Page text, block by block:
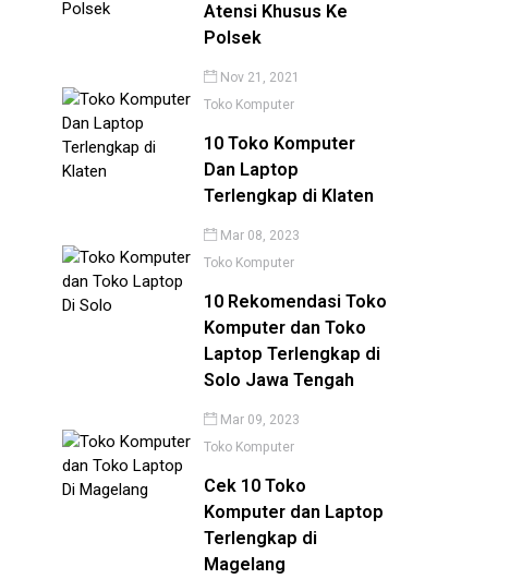
Atensi Khusus Ke
Polsek
Nov 21, 2021
Toko Komputer
10 Toko Komputer
Dan Laptop
Terlengkap di Klaten
Mar 08, 2023
Toko Komputer
10 Rekomendasi Toko
Komputer dan Toko
Laptop Terlengkap di
Solo Jawa Tengah
Mar 09, 2023
Toko Komputer
Cek 10 Toko
Komputer dan Laptop
Terlengkap di
Magelang